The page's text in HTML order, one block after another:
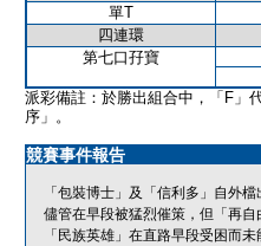
單T
四連環
第七口孖寶
派彩備註：於勝出組合中，「F」
序」。
競賽事件報告
「包裝博士」及「信利多」自外
儘管在早段被猛烈催策，但「再自
「民族英雄」在直路早段受困而未